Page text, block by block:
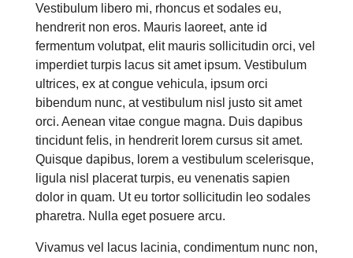
Vestibulum libero mi, rhoncus et sodales eu,
hendrerit non eros. Mauris laoreet, ante id
fermentum volutpat, elit mauris sollicitudin orci, vel
imperdiet turpis lacus sit amet ipsum. Vestibulum
ultrices, ex at congue vehicula, ipsum orci
bibendum nunc, at vestibulum nisl justo sit amet
orci. Aenean vitae congue magna. Duis dapibus
tincidunt felis, in hendrerit lorem cursus sit amet.
Quisque dapibus, lorem a vestibulum scelerisque,
ligula nisl placerat turpis, eu venenatis sapien
dolor in quam. Ut eu tortor sollicitudin leo sodales
pharetra. Nulla eget posuere arcu.
Vivamus vel lacus lacinia, condimentum nunc non,